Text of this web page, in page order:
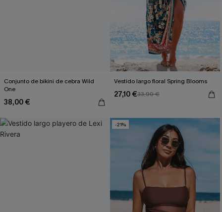
Conjunto de bikini de cebra Wild
One
38,00 €
Vestido largo floral Spring Blooms
27,10 €33,90 €
-21%